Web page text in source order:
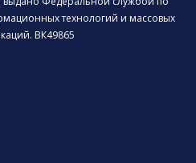
технологий и массовых
ВК49865